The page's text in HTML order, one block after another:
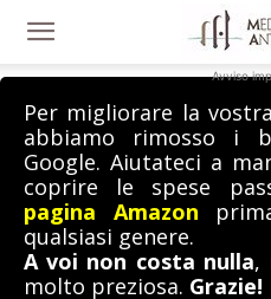
Avviso
Per migliorare la
abbiamo rimosso i
Google. Aiutateci a
coprire le spese
pagina Amazon
qualsiasi genere.
A voi non costa nulla,
molto preziosa. Grazie!